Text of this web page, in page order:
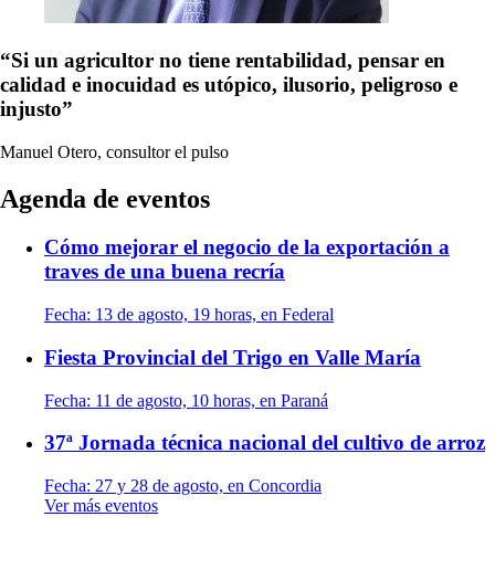
“Si un agricultor no tiene rentabilidad, pensar en
calidad e inocuidad es utópico, ilusorio, peligroso e
injusto”
Manuel Otero, consultor el pulso
Agenda de eventos
Cómo mejorar el negocio de la exportación a
traves de una buena recría
Fecha: 13 de agosto, 19 horas, en Federal
Fiesta Provincial del Trigo en Valle María
Fecha: 11 de agosto, 10 horas, en Paraná
37ª Jornada técnica nacional del cultivo de arroz
Fecha: 27 y 28 de agosto, en Concordia
Ver más eventos